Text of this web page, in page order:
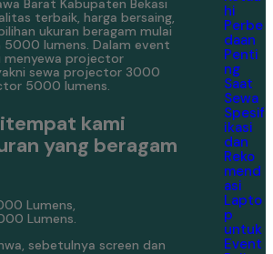
Barat Kabupaten Bekasi
terbaik, harga bersaing,
ukuran beragam mulai
lumens. Dalam event
menyewa projector
sewa projector 3000
5000 lumens.
kami
yang beragam
Lumens,
Lumens.
sebetulnya screen dan
hi
Perbe
daan
Penti
ng
Saat
Sewa
Spesif
ikasi
dan
Reko
mend
asi
Lapto
p
untuk
Event